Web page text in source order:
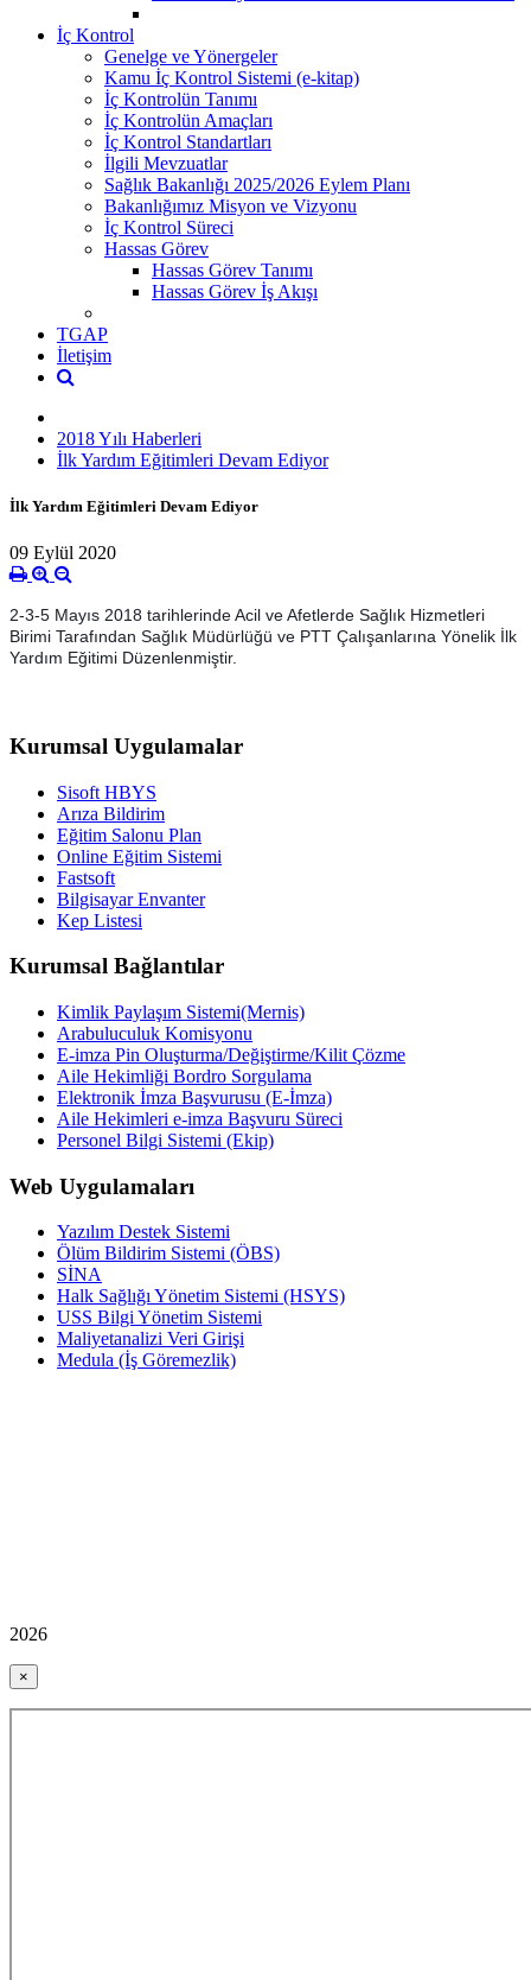
İç Kontrol
Genelge ve Yönergeler
Kamu İç Kontrol Sistemi (e-kitap)
İç Kontrolün Tanımı
İç Kontrolün Amaçları
İç Kontrol Standartları
İlgili Mevzuatlar
Sağlık Bakanlığı 2025/2026 Eylem Planı
Bakanlığımız Misyon ve Vizyonu
İç Kontrol Süreci
Hassas Görev
Hassas Görev Tanımı
Hassas Görev İş Akışı
TGAP
İletişim
2018 Yılı Haberleri
İlk Yardım Eğitimleri Devam Ediyor
İlk Yardım Eğitimleri Devam Ediyor
09 Eylül 2020
2-3-5 Mayıs 2018 tarihlerinde Acil ve Afetlerde Sağlık Hizmetleri
Birimi Tarafından Sağlık Müdürlüğü ve PTT Çalışanlarına Yönelik İlk
Yardım Eğitimi Düzenlenmiştir.
Kurumsal Uygulamalar
Sisoft HBYS
Arıza Bildirim
Eğitim Salonu Plan
Online Eğitim Sistemi
Fastsoft
Bilgisayar Envanter
Kep Listesi
Kurumsal Bağlantılar
Kimlik Paylaşım Sistemi(Mernis)
Arabuluculuk Komisyonu
E-imza Pin Oluşturma/Değiştirme/Kilit Çözme
Aile Hekimliği Bordro Sorgulama
Elektronik İmza Başvurusu (E-İmza)
Aile Hekimleri e-imza Başvuru Süreci
Personel Bilgi Sistemi (Ekip)
Web Uygulamaları
Yazılım Destek Sistemi
Ölüm Bildirim Sistemi (ÖBS)
SİNA
Halk Sağlığı Yönetim Sistemi (HSYS)
USS Bilgi Yönetim Sistemi
Maliyetanalizi Veri Girişi
Medula (İş Göremezlik)
2026
×